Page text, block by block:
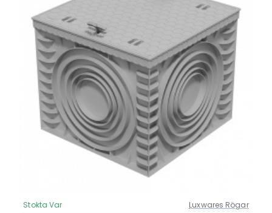
Güncel Fiyat
Stokta Var Luxwares Rögar